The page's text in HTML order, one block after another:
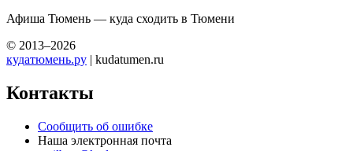
Афиша Тюмень — куда сходить в Тюмени
© 2013–2026
кудатюмень.ру | kudatumen.ru
Контакты
Сообщить об ошибке
Наша электронная почта